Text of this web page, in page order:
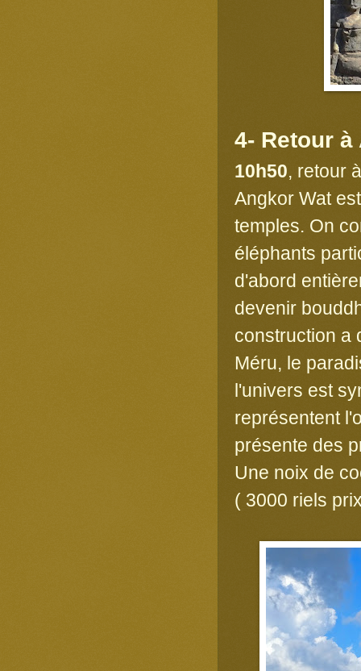
4- Retour
10h50, retour
Angkor Wat
temples. On
éléphants
d'abord
devenir
construction a
Méru, le
l'univers est
représentent
présente des
Une noix de
( 3000 riels